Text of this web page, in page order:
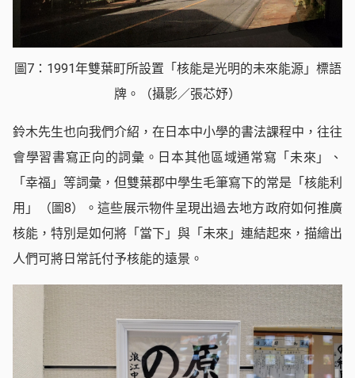
圖7：1991年雙葉町所設置「核能是光明的未來能源」標語
牌。（攝影／張芯妤）
鈴木先生也向我們介紹，在日本中小學的書法課程中，往往
會學習書寫正向的詞彙。日本其他區域通常寫「未來」、
「幸福」等詞彙，但雙葉郡中學生毛筆寫下的常是「核能利
用」（圖8）。這些展示物件呈現出過去地方政府如何推廣
核能，特別是如何將「當下」與「未來」連結起來，描繪出
人們可將日常託付予核能的遠景。